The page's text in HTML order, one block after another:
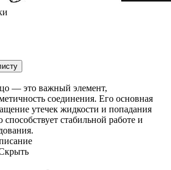
— это важный элемент,
соединения. Его основная
утечек жидкости и попадания
способствует стабильной работе и